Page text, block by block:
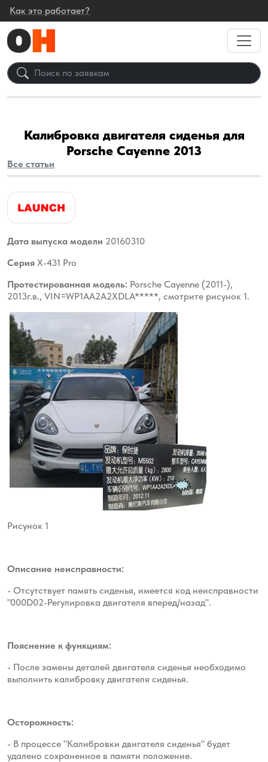
Как это работает?
Все статьи
Калибровка двигателя сиденья для
Porsche Cayenne 2013
Дата выпуска модели 20160310
Серия X-431 Pro
Протестированная модель: Porsche Cayenne (2011-),
2013г.в., VIN=WP1AA2A2XDLA*****, смотрите рисунок 1.
Рисунок 1
Описание неисправности:
- Отсутствует память сиденья, имеется код неисправности
"000D02-Регулировка двигателя вперед/назад".
Пояснение к функциям:
- После замены деталей двигателя сиденья необходимо
выполнить калибровку двигателя сиденья.
Осторожность:
- В процессе "Калибровки двигателя сиденья" будет
удалено сохраненное в памяти положение.